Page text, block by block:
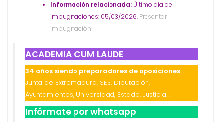
Información relacionada: Último día de
impugnaciones: 05/03/2026. Presentar
impugnación
ACADEMIA CUM LAUDE
34 años siendo preparadores de oposiciones:
Junta de Extremadura, SES, Diputación,
Ayuntamientos, Universidad, Estado, Justicia…
Infórmate por whatsapp